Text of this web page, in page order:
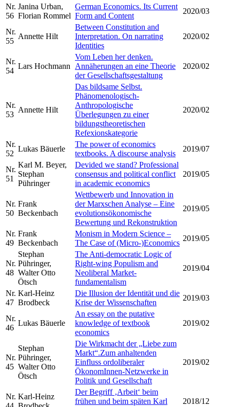
Nr.
56
Janina Urban,
Florian Rommel
German Economics. Its Current
Form and Content
2020/03
Nr.
55
Annette Hilt
Between Constitution and
Interpretation. On narrating
Identities
2020/02
Nr.
54
Lars Hochmann
Vom Leben her denken.
Annäherungen an eine Theorie
der Gesellschaftsgestaltung
2020/02
Nr.
53
Annette Hilt
Das bildsame Selbst.
Phänomenologisch-
Anthropologische
Überlegungen zu einer
bildungstheoretischen
Refexionskategorie
2020/02
Nr.
52
Lukas Bäuerle
The power of economics
textbooks. A discourse analysis
2019/07
Nr.
51
Karl M. Beyer,
Stephan
Pühringer
Devided we stand? Professional
consensus and political conflict
in academic economics
2019/05
Nr.
50
Frank
Beckenbach
Wettbewerb und Innovation in
der Marxschen Analyse – Eine
evolutionsökonomische
Bewertung und Rekonstruktion
2019/05
Nr.
49
Frank
Beckenbach
Monism in Modern Science –
The Case of (Micro-)Economics
2019/05
Nr.
48
Stephan
Pühringer,
Walter Otto
Ötsch
The Anti-democratic Logic of
Right-wing Populism and
Neoliberal Market-
fundamentalism
2019/04
Nr.
47
Karl-Heinz
Brodbeck
Die Illusion der Identität und die
Krise der Wissenschaften
2019/03
Nr.
46
Lukas Bäuerle
An essay on the putative
knowledge of textbook
economics
2019/02
Nr.
45
Stephan
Pühringer,
Walter Otto
Ötsch
Die Wirkmacht der „Liebe zum
Markt“.Zum anhaltenden
Einfluss ordoliberaler
ÖkonomInnen-Netzwerke in
Politik und Gesellschaft
2019/02
Nr. Karl-Heinz
Der Begriff ‚Arbeit‘ beim
frühen und beim späten Karl
2018/12